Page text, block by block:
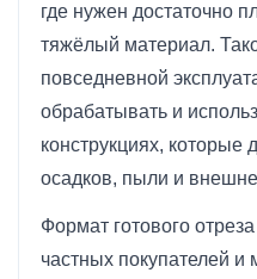
где нужен достаточно
тяжёлый материал.
повседневной
обрабатывать и
конструкциях,
осадков, пыли и
Формат готового
частных покупателей и